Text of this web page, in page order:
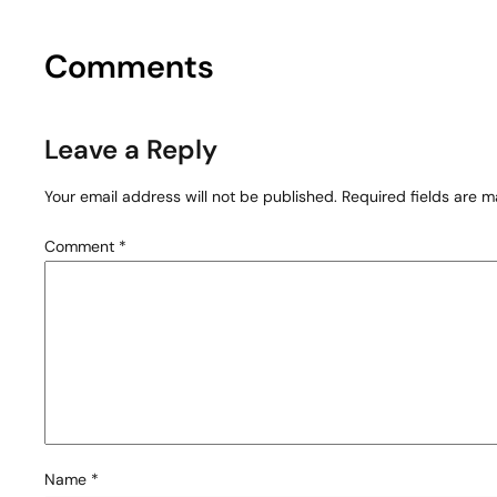
Comments
Leave a Reply
Your email address will not be published. Required fields are
Comment *
Name *